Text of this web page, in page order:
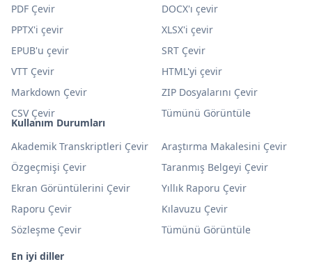
Kullanım Durumları
Akademik Transkriptleri Çevir
Araştırma Makalesini Çevir
Özgeçmişi Çevir
Taranmış Belgeyi Çevir
Ekran Görüntülerini Çevir
Yıllık Raporu Çevir
Raporu Çevir
Kılavuzu Çevir
Sözleşme Çevir
Tümünü Görüntüle
En iyi diller
PDF Çevir
DOCX'ı çevir
PPTX'i çevir
XLSX'i çevir
EPUB'u çevir
SRT Çevir
VTT Çevir
HTML'yi çevir
Markdown Çevir
ZIP Dosyalarını Çevir
CSV Çevir
Tümünü Görüntüle